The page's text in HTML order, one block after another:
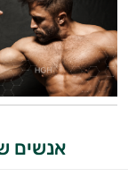
אנשים
התזונה
ולמצב
עובדים
יום וגם
המטרה
זה הזמן